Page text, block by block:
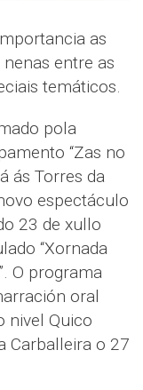
as
entre as
temáticos.
pola
“Zas no
ás Torres da
espectáculo
23 de xullo
“Xornada
O programa
oral
nivel Quico
Carballeira o 27